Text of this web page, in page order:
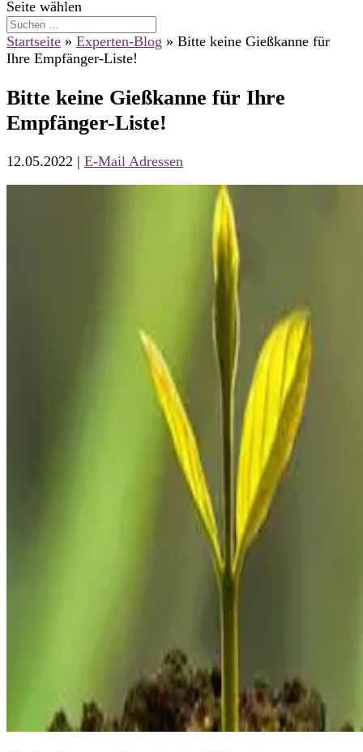
Seite wählen
Startseite » Experten-Blog » Bitte keine Gießkanne für
Ihre Empfänger-Liste!
Bitte keine Gießkanne für Ihre
Empfänger-Liste!
12.05.2022 | E-Mail Adressen